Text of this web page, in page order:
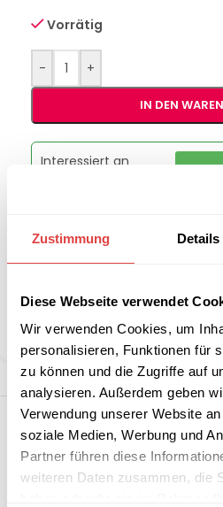
Zustimmung Details
Diese Webseite verwendet
Wir verwenden Cookies, um
personalisieren, Funktionen für
zu können und die Zugriffe auf
analysieren. Außerdem geben
Verwendung unserer Website
soziale Medien, Werbung und
Partner führen diese
weiteren Daten zusammen, die
Vorrätig
- +
IN DEN
Interessiert an
Artikelnummer:228594
Marke:Gastro Uzal
Teilen: